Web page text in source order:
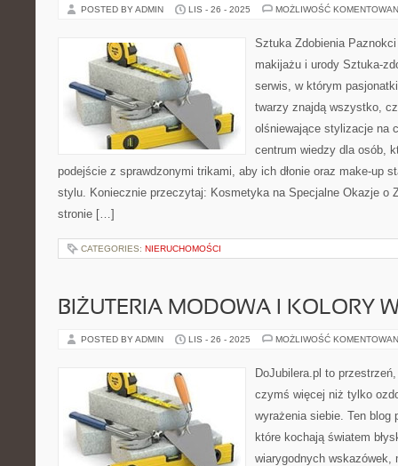
POSTED BY ADMIN LIS - 26 - 2025 MOŻLIWOŚĆ
Sztuka Zdobienia
makijażu i urody Sztuka-
serwis, w którym
twarzy znajdą wszystko,
olśniewające stylizacje na
centrum wiedzy dla osób,
podejście z sprawdzonymi trikami, aby ich dłonie oraz make-up
stylu. Koniecznie przeczytaj: Kosmetyka na Specjalne Okazje o
stronie […]
CATEGORIES: NIERUCHOMOŚCI
BIŻUTERIA MODOWA I KOLORY
POSTED BY ADMIN LIS - 26 - 2025 MOŻLIWOŚĆ
DoJubilera.pl to
czymś więcej niż tylko
wyrażenia siebie. Ten blog
które kochają światem
wiarygodnych wskazówek,